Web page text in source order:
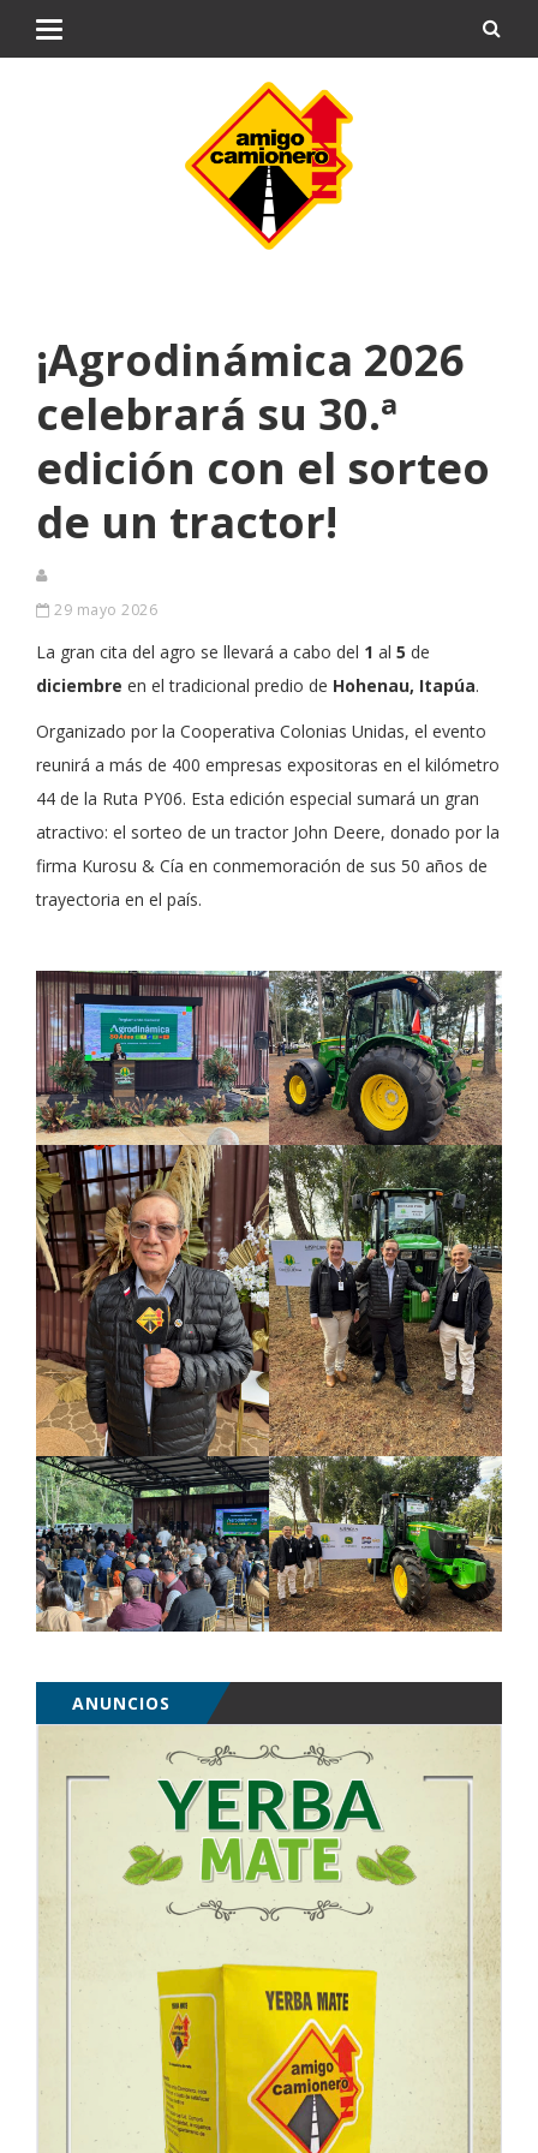
¡Agrodinámica 2026
celebrará su 30.ª
edición con el sorteo
de un tractor!
29 mayo 2026
La gran cita del agro se llevará a cabo del 1 al 5 de
diciembre en el tradicional predio de Hohenau, Itapúa.
Organizado por la Cooperativa Colonias Unidas, el evento
reunirá a más de 400 empresas expositoras en el kilómetro
44 de la Ruta PY06. Esta edición especial sumará un gran
atractivo: el sorteo de un tractor John Deere, donado por la
firma Kurosu & Cía en conmemoración de sus 50 años de
trayectoria en el país.
ANUNCIOS